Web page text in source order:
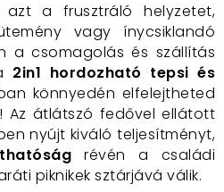
azt a frusztráló helyzetet,
vagy ínycsiklandó
a csomagolás és szállítás
2in1 hordozható tepsi és
könnyedén elfelejtheted
Az átlátszó fedővel ellátott
nyújt kiváló teljesítményt,
révén a családi
piknikek sztárjává válik.